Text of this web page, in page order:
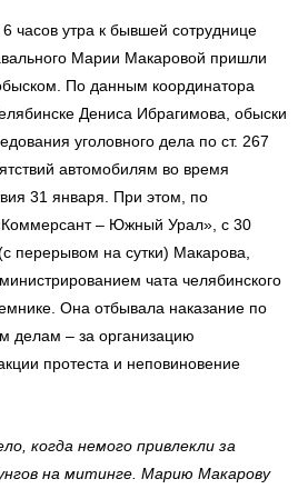
часов утра к бывшей сотруднице
Марии Макаровой пришли
По данным координатора
Дениса Ибрагимова, обыски
уголовного дела по ст. 267
автомобилям во время
31 января. При этом, по
– Южный Урал», с 30
перерывом на сутки) Макарова,
чата челябинского
Она отбывала наказание по
делам – за организацию
протеста и неповиновение
когда немого привлекли за
на митинге. Марию Макарову